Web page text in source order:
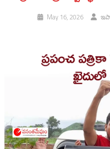
May 16, 2026